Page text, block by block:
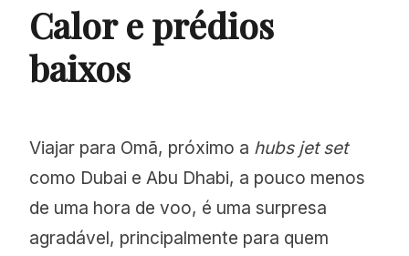
Calor e prédios
baixos
Viajar para Omã, próximo a hubs jet set
como Dubai e Abu Dhabi, a pouco menos
de uma hora de voo, é uma surpresa
agradável, principalmente para quem